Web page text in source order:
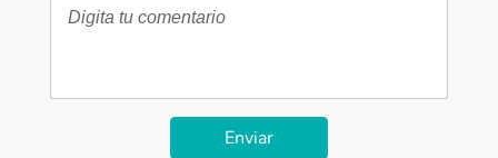
Enviar